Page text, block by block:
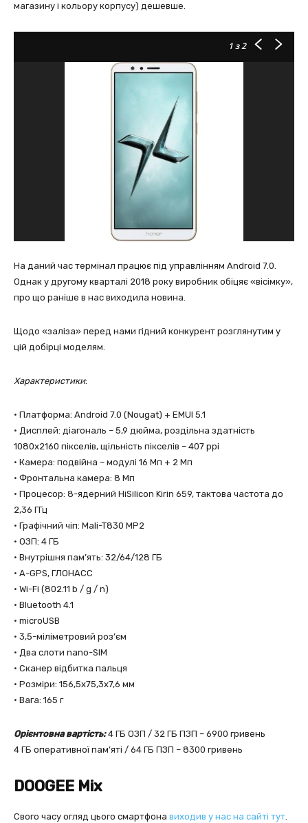
магазину і кольору корпусу) дешевше.
1з 2
На даний час термінал працює під управлінням Android 7.0.
Однак у другому кварталі 2018 року виробник обіцяє «вісімку»,
про що раніше в нас виходила новина.
Щодо «заліза» перед нами гідний конкурент розглянутим у
цій добірці моделям.
Характеристики:
• Платформа: Android 7.0 (Nougat) + EMUI 5.1
• Дисплей: діагональ – 5,9 дюйма, роздільна здатнiсть
1080х2160 пікселів, щільність пікселів – 407 ppi
• Камера: подвійна – модулі 16 Мп + 2 Мп
• Фронтальна камера: 8 Мп
• Процесор: 8-ядерний HiSilicon Kirin 659, тактова частота до
2,36 ГГц
• Графічний чіп: Mali-T830 MP2
• ОЗП: 4 ГБ
• Внутрішня пам’ять: 32/64/128 ГБ
• A-GPS, ГЛОНАСС
• Wi-Fi (802.11 b / g / n)
• Bluetooth 4.1
• microUSB
• 3,5-міліметровий роз’єм
• Два слоти nano-SIM
• Сканер відбитка пальця
• Розміри: 156,5х75,3х7,6 мм
• Вага: 165 г
Орієнтовна вартість:4 ГБ ОЗП / 32 ГБ ПЗП – 6900 гривень
4 ГБ оперативної пам’яті / 64 ГБ ПЗП – 8300 гривень
DOOGEE Mix
Свого часу огляд цього смартфона виходив у нас на сайті тут.